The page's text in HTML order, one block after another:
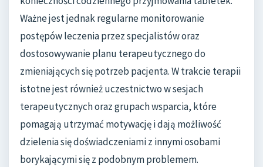
Ważne jest jednak regularne monitorowanie
postępów leczenia przez specjalistów oraz
dostosowywanie planu terapeutycznego do
zmieniających się potrzeb pacjenta. W trakcie terapii
istotne jest również uczestnictwo w sesjach
terapeutycznych oraz grupach wsparcia, które
pomagają utrzymać motywację i dają możliwość
dzielenia się doświadczeniami z innymi osobami
borykającymi się z podobnym problemem.